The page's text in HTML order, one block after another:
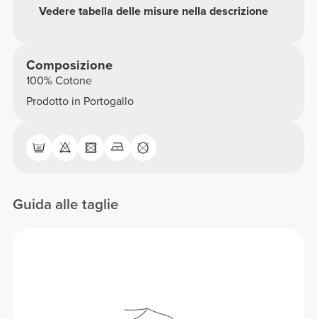
Vedere tabella delle misure nella descrizione
Composizione
100% Cotone
Prodotto in Portogallo
Guida alle taglie